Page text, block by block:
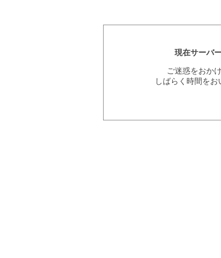
現在サーバ
ご迷惑をおか
しばらく時間を